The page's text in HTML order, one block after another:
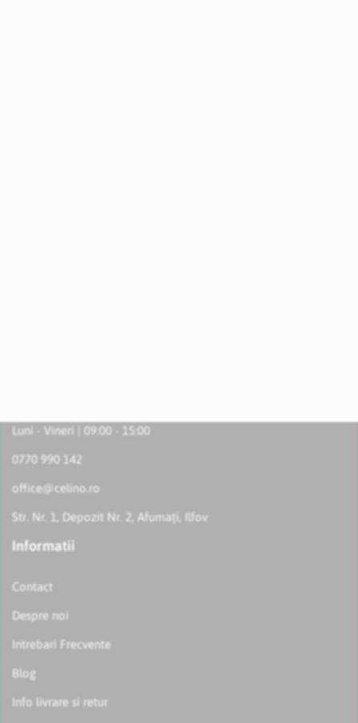
Luni - Vineri | 09:00 - 15:00
0770 990 142
office@celino.ro
Str. Nr. 1, Depozit Nr. 2, Afumați, Ilfov
Informatii
Contact
Despre noi
Intrebari Frecvente
Blog
Info livrare si retur